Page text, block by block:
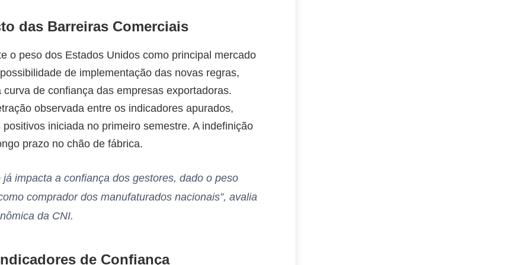
das Barreiras Comerciais
o peso dos Estados Unidos como principal mercado
de implementação das novas regras,
de confiança das empresas exportadoras.
observada entre os indicadores apurados,
iniciada no primeiro semestre. A indefinição
prazo no chão de fábrica.
impacta a confiança dos gestores, dado o peso
comprador dos manufaturados nacionais”, avalia
da CNI.
de Confiança